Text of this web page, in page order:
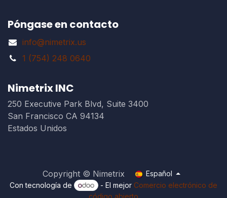
Póngase en contacto
info@nimetrix.us
1 (754) 248 0640
Nimetrix INC
250 Executive Park Blvd, Suite 3400
San Francisco CA 94134
Estados Unidos
Copyright © Nimetrix
Español
Con tecnología de
- El mejor Comercio electrónico de